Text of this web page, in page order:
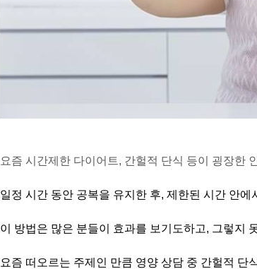
요즘 시간제한 다이어트, 간헐적 단식 등이 굉장한
일정 시간 동안 공복을 유지한 후, 제한된 시간 안
이 방법은 많은 분들이 효과를 보기도하고, 그렇지
요즘 떠오르는 주제인 만큼 영양 상담 중 간헐적 단